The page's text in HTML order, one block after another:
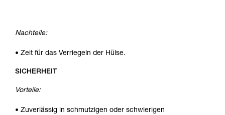
Nachteile:
• Zeit für das Verriegeln der Hülse.
SICHERHEIT
Vorteile:
• Zuverlässig in schmutzigen oder schwierigen